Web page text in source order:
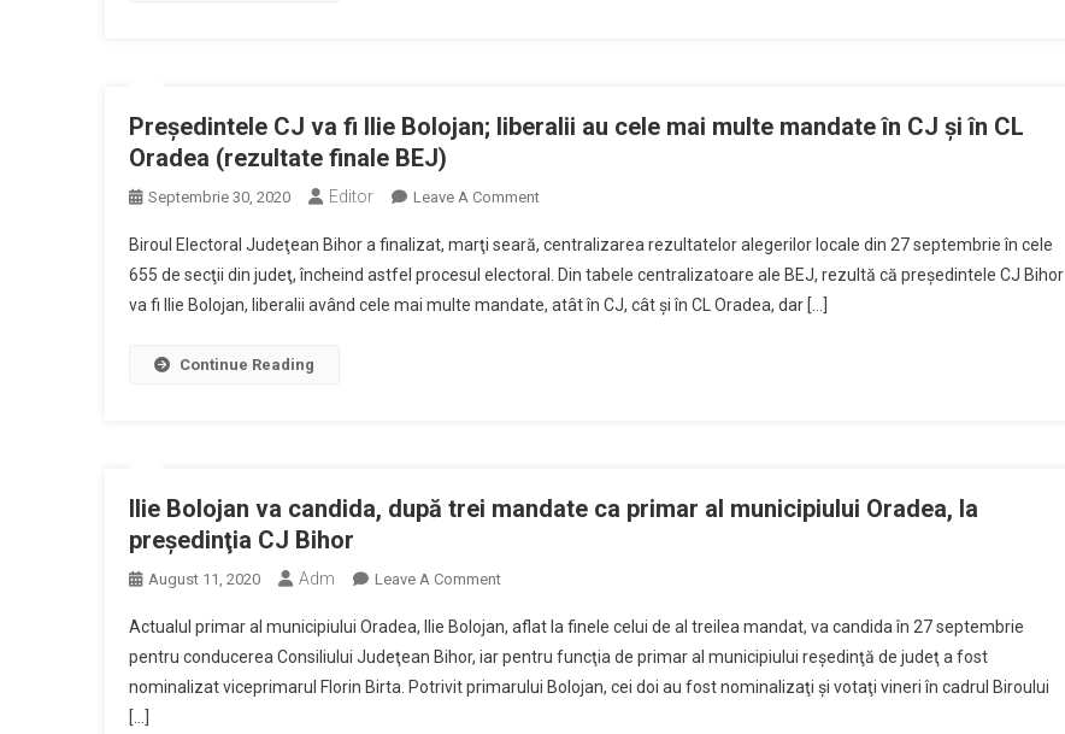
Preşedintele CJ va fi Ilie Bolojan; liberalii au cele mai multe mandate în CJ şi în CL
Oradea (rezultate finale BEJ)
Septembrie 30, 2020 Editor Leave A CommentOn
CJ
Va
Fi
Multe
CL
Oradea
Biroul Electoral Judeţean Bihor a finalizat, marţi seară, centralizarea rezultatelor alegerilor locale din 27 septembrie în cele
655 de secţii din judeţ, încheind astfel procesul electoral. Din tabele centralizatoare ale BEJ, rezultă că preşedintele CJ Bihor
va fi Ilie Bolojan, liberalii având cele mai multe mandate, atât în CJ, cât şi în CL Oradea, dar […]
Continue Reading
Ilie Bolojan va candida, după trei mandate ca primar al municipiului Oradea, la
preşedinţia CJ Bihor
August 11, 2020 Adm Leave A CommentOn
Bolojan
Va
Candida,
Actualul primar al municipiului Oradea, Ilie Bolojan, aflat la finele celui de al treilea mandat, va candida în 27 septembrie
pentru conducerea Consiliului Judeţean Bihor, iar pentru funcţia de primar al municipiului reşedinţă de judeţ a fost
nominalizat viceprimarul Florin Birta. Potrivit primarului Bolojan, cei doi au fost nominalizaţi şi votaţi vineri în cadrul Biroului
[…]